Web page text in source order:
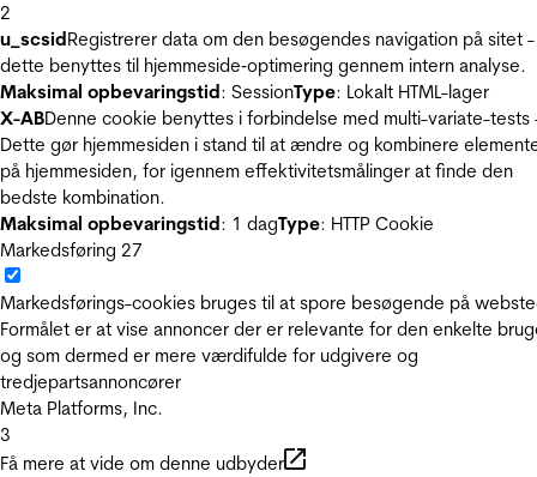
2
u_scsidRegistrerer data om den besøgendes navigation på sitet -
dette benyttes til hjemmeside‐optimering gennem intern analyse.
Maksimal opbevaringstid: SessionType: Lokalt HTML-lager
X-ABDenne cookie benyttes i forbindelse med multi-variate-tests
Dette gør hjemmesiden i stand til at ændre og kombinere
på hjemmesiden, for igennem effektivitetsmålinger at finde den
bedste kombination.
Maksimal opbevaringstid: 1 dagType: HTTP Cookie
Markedsføring 27
Markedsførings-cookies bruges til at spore besøgende på
Formålet er at vise annoncer der er relevante for den enkelte
og som dermed er mere værdifulde for udgivere og
tredjepartsannoncører
Meta Platforms, Inc.
3
Få mere at vide om denne udbyder